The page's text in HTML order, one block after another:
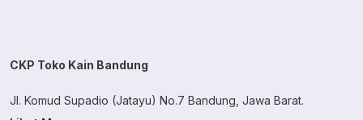
CKP Toko Kain Bandung
Jl. Komud Supadio (Jatayu) No.7 Bandung, Jawa Barat.